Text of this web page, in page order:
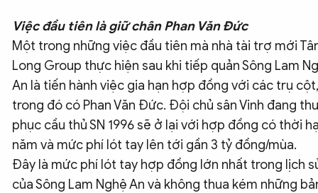
Việc đầu tiên là giữ chân Phan Văn Đức
Một trong những việc đầu tiên mà nhà tài trợ mới
Long Group thực hiện sau khi tiếp quản Sông Lam
An là tiến hành việc gia hạn hợp đồng với các trụ cột,
trong đó có Phan Văn Đức. Đội chủ sân Vinh đang
phục cầu thủ SN 1996 sẽ ở lại với hợp đồng có thời
năm và mức phí lót tay lên tới gần 3 tỷ đồng/mùa.
Đây là mức phí lót tay hợp đồng lớn nhất trong lịch
của Sông Lam Nghệ An và không thua kém những